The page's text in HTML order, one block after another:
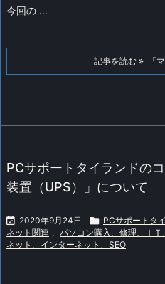
今回の ...
記事を読む 「
PCサポートタイランドの
装置（UPS）」について
 2020年9月24日  PCサポートタ
ネット関連 , パソコン購入、修理、ＩＴ
ネット、インターネット、SEO